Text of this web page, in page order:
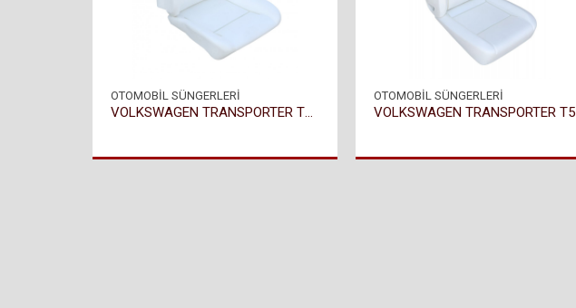
OTOMOBİL SÜNGERLERİ
VOLKSWAGEN TRANSPORTER T4 SÜNGERİ
OTOMOBİL SÜNGERLERİ
VOLKSWAGEN TRANSPORTER T5